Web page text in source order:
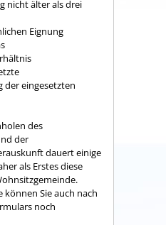
nicht älter als drei
Eignung
eingesetzten
des
der
dauert einige
als Erstes diese
können Sie auch nach
noch